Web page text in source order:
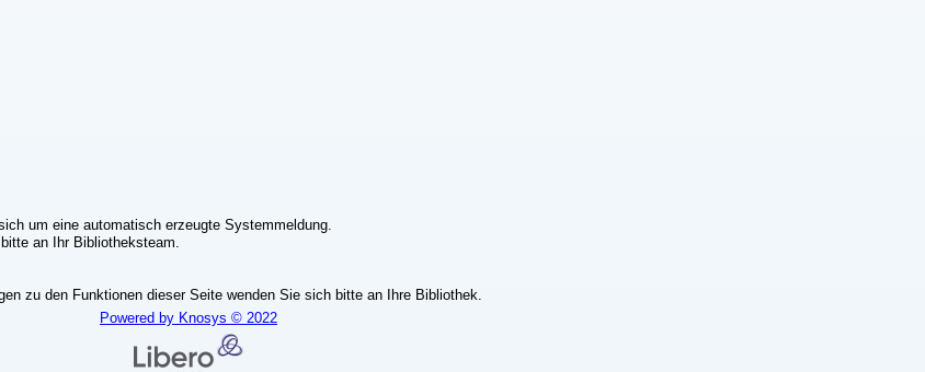
um eine automatisch erzeugte Systemmeldung.
an Ihr Bibliotheksteam.
zu den Funktionen dieser Seite wenden Sie sich bitte an Ihre Bibliothek.
Powered by Knosys © 2022